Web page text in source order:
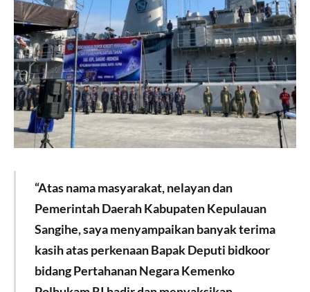
“Atas nama masyarakat, nelayan dan
Pemerintah Daerah Kabupaten Kepulauan
Sangihe, saya menyampaikan banyak terima
kasih atas perkenaan Bapak Deputi bidkoor
bidang Pertahanan Negara Kemenko